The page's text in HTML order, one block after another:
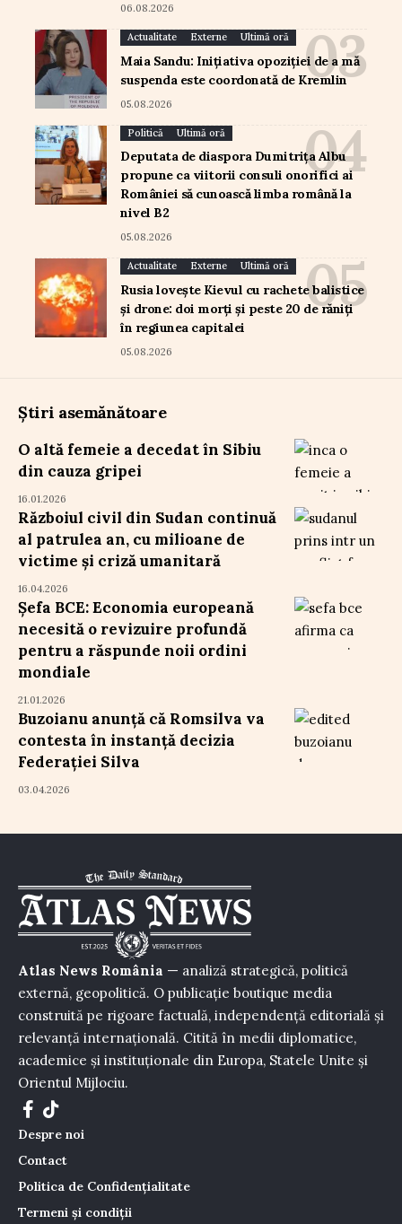
06.08.2026
Actualitate Externe Ultimă oră
Maia Sandu: Inițiativa opoziției de a mă
suspenda este coordonată de Kremlin
05.08.2026
Politică Ultimă oră
Deputata de diaspora Dumitrița Albu
propune ca viitorii consuli onorifici ai
României să cunoască limba română la
nivel B2
05.08.2026
Actualitate Externe Ultimă oră
Rusia lovește Kievul cu rachete balistice
și drone: doi morți și peste 20 de răniți
în regiunea capitalei
05.08.2026
Știri asemănătoare
O altă femeie a decedat în Sibiu
din cauza gripei
16.01.2026
Războiul civil din Sudan continuă
al patrulea an, cu milioane de
victime și criză umanitară
16.04.2026
Șefa BCE: Economia europeană
necesită o revizuire profundă
pentru a răspunde noii ordini
mondiale
21.01.2026
Buzoianu anunță că Romsilva va
contesta în instanță decizia
Federației Silva
03.04.2026
Atlas News România — analiză strategică, politică
externă, geopolitică. O publicație boutique media
construită pe rigoare factuală, independență editorială și
relevanță internațională. Citită în medii diplomatice,
academice și instituționale din Europa, Statele Unite și
Orientul Mijlociu.
Despre noi
Contact
Politica de Confidențialitate
Termeni și condiții